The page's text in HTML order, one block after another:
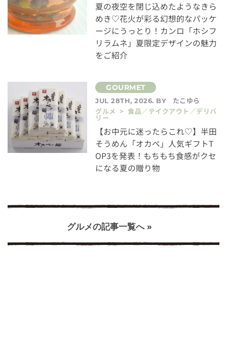
夏の夜空を閉じ込めたようなきら
めき♡花火が彩る幻想的なパッケ
ージにうっとり！カンロ「ホシフ
リラムネ」夏限定デザインの魅力
をご紹介
JUL 28TH, 2026. BY
たこゆら
グルメ > 食品／テイクアウト／デリバ
リー
【お中元に迷ったらこれ♡】半田
そうめん「オカベ」人気ギフトT
OP3を発表！もちもち食感がクセ
になる夏の贈り物
グルメの記事一覧へ »